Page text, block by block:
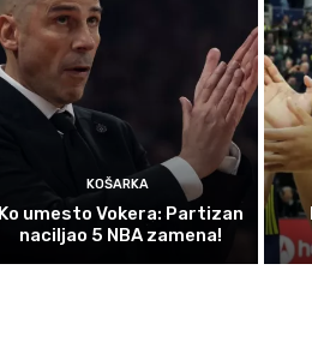
KOŠARKA
Ko umesto Vokera: Partizan
naciljao 5 NBA zamena!